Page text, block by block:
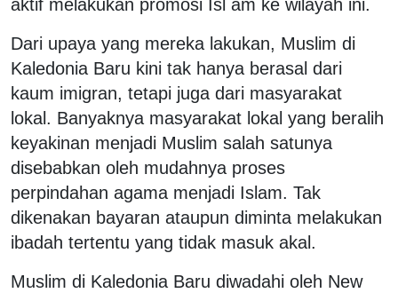
aktif melakukan promosi Isl am ke wilayah ini.
Dari upaya yang mereka lakukan, Muslim di
Kaledonia Baru kini tak hanya berasal dari
kaum imigran, tetapi juga dari masyarakat
lokal. Banyaknya masyarakat lokal yang beralih
keyakinan menjadi Muslim salah satunya
disebabkan oleh mudahnya proses
perpindahan agama menjadi Islam. Tak
dikenakan bayaran ataupun diminta melakukan
ibadah tertentu yang tidak masuk akal.
Muslim di Kaledonia Baru diwadahi oleh New